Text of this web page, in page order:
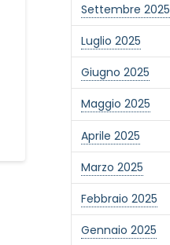
Settembre 2025
Luglio 2025
Giugno 2025
Maggio 2025
Aprile 2025
Marzo 2025
Febbraio 2025
Gennaio 2025